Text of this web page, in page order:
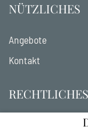
NÜTZLICHES
Angebote
Kontakt
RECHTLICHES